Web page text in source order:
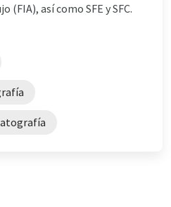
(FIA), así como SFE y SFC.